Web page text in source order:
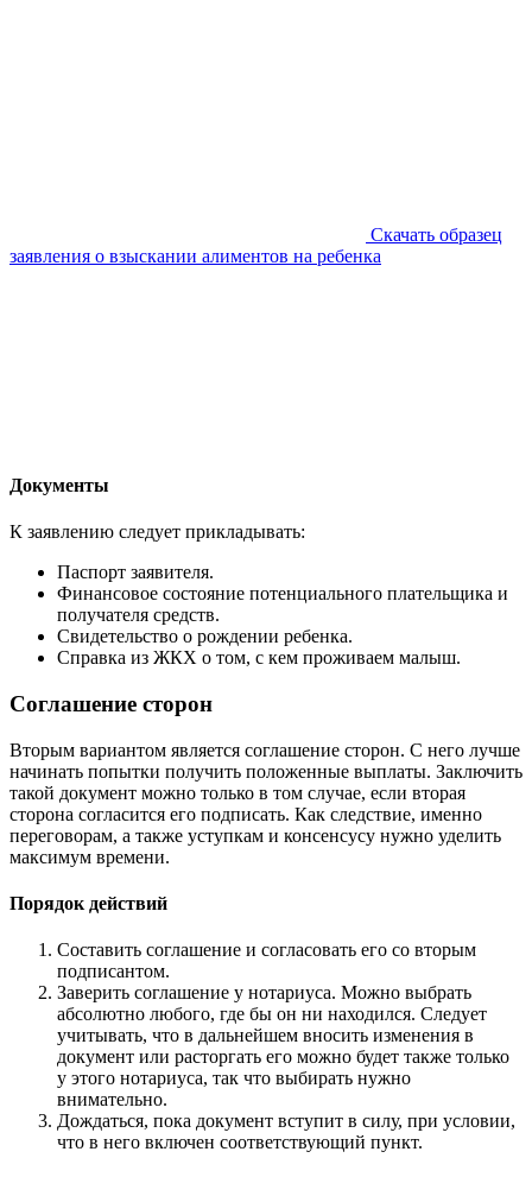
Скачать образец
заявления о взыскании алиментов на ребенка
Документы
К заявлению следует прикладывать:
Паспорт заявителя.
Финансовое состояние потенциального плательщика и
получателя средств.
Свидетельство о рождении ребенка.
Справка из ЖКХ о том, с кем проживаем малыш.
Соглашение сторон
Вторым вариантом является соглашение сторон. С него лучше
начинать попытки получить положенные выплаты. Заключить
такой документ можно только в том случае, если вторая
сторона согласится его подписать. Как следствие, именно
переговорам, а также уступкам и консенсусу нужно уделить
максимум времени.
Порядок действий
Составить соглашение и согласовать его со вторым
подписантом.
Заверить соглашение у нотариуса. Можно выбрать
абсолютно любого, где бы он ни находился. Следует
учитывать, что в дальнейшем вносить изменения в
документ или расторгать его можно будет также только
у этого нотариуса, так что выбирать нужно
внимательно.
Дождаться, пока документ вступит в силу, при условии,
что в него включен соответствующий пункт.